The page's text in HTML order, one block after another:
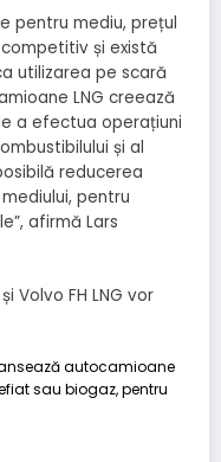
pentru mediu, prețul
și există
utilizarea pe scară
LNG creează
a efectua operațiuni
și al
reducerea
pentru
afirmă Lars
Volvo FH LNG vor